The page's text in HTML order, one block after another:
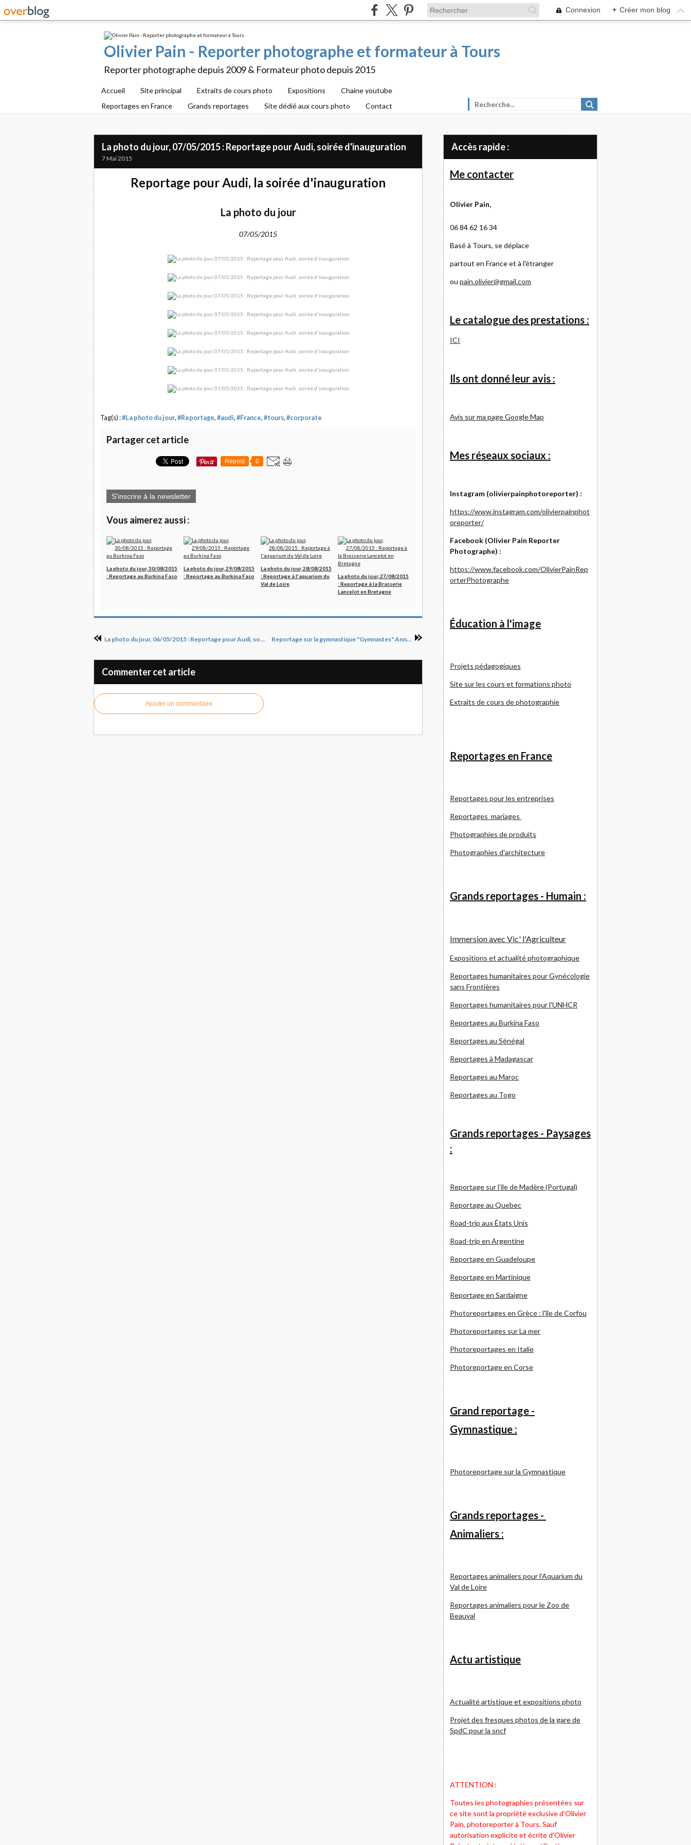
Connexion + Créer mon blog
Olivier Pain - Reporter photographe et formateur à Tours
Reporter photographe depuis 2009 & Formateur photo depuis 2015
Accueil Site principal Extraits de cours photo Expositions
Chaine youtube
Reportages en France
Grands reportages Site dédié aux cours photo Contact
La photo du jour, 07/05/2015 : Reportage pour Audi, soirée d'inauguration
7 Mai 2015
Reportage pour Audi, la soirée d'inauguration
La photo du jour
07/05/2015
Tag(s) :#La photo du jour, #Reportage, #audi, #France, #tours, #corporate
Partager cet article
Repost 0
S'inscrire à la newsletter
Vous aimerez aussi :
La photo du jour, 30/08/2015
: Reportage au Burkina Faso
La photo du jour, 29/08/2015
: Reportage au Burkina Faso
La photo du jour, 28/08/2015
: Reportage à l'aquarium du
Val de Loire
La photo du jour, 27/08/2015
: Reportage à la Brasserie
Lancelot en Bretagne
La photo du jour, 06/05/2015 : Reportage pour Audi, soirée d'inauguration Reportage sur la gymnastique "Gymnastes" Année 2015, Le 4 Mai
Commenter cet article
Ajouter un commentaire
Accès rapide :
Me contacter
Olivier Pain,
06 84 62 16 34
Basé à Tours, se déplace
partout en France et à l'étranger
ou pain.olivier@gmail.com
Le catalogue des prestations :
ICI
Ils ont donné leur avis :
Avis sur ma page Google Map
Mes réseaux sociaux :
Instagram (olivierpainphotoreporter) :
https://www.instagram.com/olivierpainphot
oreporter/
Facebook (Olivier Pain Reporter
Photographe) :
https://www.facebook.com/OlivierPainRep
orterPhotographe
Éducation à l'image
Projets pédagogiques
Site sur les cours et formations photo
Extraits de cours de photographie
Reportages en France
Reportages pour les entreprises
Reportages mariages
Photographies de produits
Photographies d'architecture
Grands reportages - Humain :
Immersion avec Vic' l'Agriculteur
Expositions et actualité photographique
Reportages humanitaires pour Gynécologie
sans Frontières
Reportages humanitaires pour l'UNHCR
Reportages au Burkina Faso
Reportages au Sénégal
Reportages à Madagascar
Reportages au Maroc
Reportages au Togo
Grands reportages - Paysages
:
Reportage sur l'ile de Madère (Portugal)
Reportage au Quebec
Road-trip aux États Unis
Road-trip en Argentine
Reportage en Guadeloupe
Reportage en Martinique
Reportage en Sardaigne
Photoreportages en Grèce : l'île de Corfou
Photoreportages sur La mer
Photoreportages en Italie
Photoreportage en Corse
Grand reportage -
Gymnastique :
Photoreportage sur la Gymnastique
Grands reportages -
Animaliers :
Reportages animaliers pour l'Aquarium du
Val de Loire
Reportages animaliers pour le Zoo de
Beauval
Actu artistique
Actualité artistique et expositions photo
Projet des fresques photos de la gare de
SpdC pour la sncf
ATTENTION :
Toutes les photographies présentées sur
ce site sont la propriété exclusive d'Olivier
Pain, photoreporter à Tours. Sauf
autorisation explicite et écrite d'Olivier